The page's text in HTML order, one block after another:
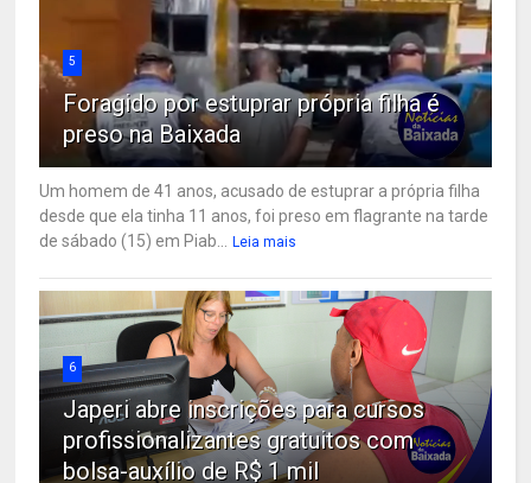
5
Foragido por estuprar própria filha é
preso na Baixada
Um homem de 41 anos, acusado de estuprar a própria filha
desde que ela tinha 11 anos, foi preso em flagrante na tarde
de sábado (15) em Piab...
Leia mais
6
Japeri abre inscrições para cursos
profissionalizantes gratuitos com
bolsa-auxílio de R$ 1 mil